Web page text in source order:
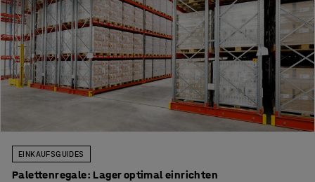
EINKAUFSGUIDES
Palettenregale: Lager optimal einrichten